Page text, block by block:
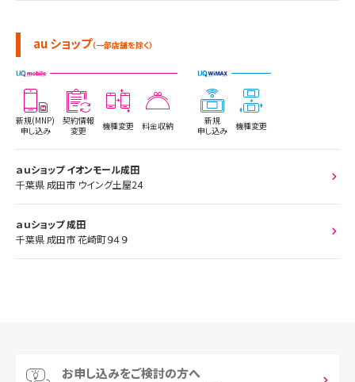
au ショップ（一部店舗を除く）
新規(MNP)
申し込み
契約情報
変更
機種変更 料金収納
新規
申し込み
機種変更
ａｕショップ イオンモール成田
千葉県 成田市 ウイング土屋24
ａｕショップ 成田
千葉県 成田市 花崎町９４９
お申し込みをご検討の方へ